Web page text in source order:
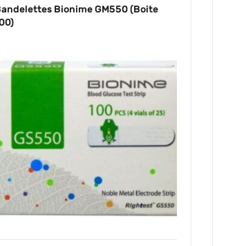
Bionime GM550 (Boite